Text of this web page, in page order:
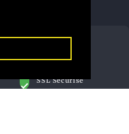
SÉCURITÉ
SSL Sécurisé